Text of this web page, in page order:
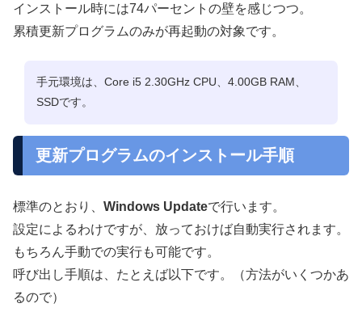
インストール時には74パーセントの壁を感じつつ。
累積更新プログラムのみが再起動の対象です。
手元環境は、Core i5 2.30GHz CPU、4.00GB RAM、
SSDです。
更新プログラムのインストール手順
標準のとおり、 Windows Updateで行います。
設定によるわけですが、放っておけば自動実行されます。
もちろん手動での実行も可能です。
呼び出し手順は、たとえば以下です。（方法がいくつかあ
るので）